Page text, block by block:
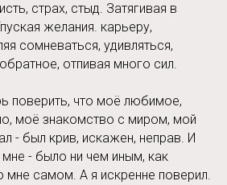
страх, стыд. Затягивая в
желания. карьеру,
сомневаться, удивляться,
отпивая много сил.
поверить, что моё любимое,
моё знакомство с миром, мой
- был крив, искажен, неправ. И
мне - было ни чем иным, как
самом. А я искренне поверил.